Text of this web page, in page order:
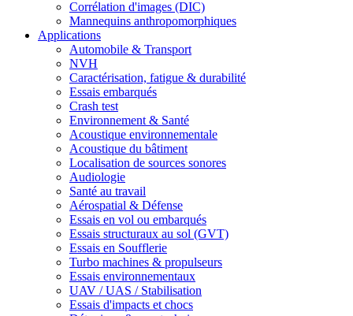
Corrélation d'images (DIC)
Mannequins anthropomorphiques
Applications
Automobile & Transport
NVH
Caractérisation, fatigue & durabilité
Essais embarqués
Crash test
Environnement & Santé
Acoustique environnementale
Acoustique du bâtiment
Localisation de sources sonores
Audiologie
Santé au travail
Aérospatial & Défense
Essais en vol ou embarqués
Essais structuraux au sol (GVT)
Essais en Soufflerie
Turbo machines & propulseurs
Essais environnementaux
UAV / UAS / Stabilisation
Essais d'impacts et chocs